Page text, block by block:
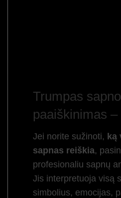
Trumpas sapno
paaiškinimas
Jei norite sužinoti, ką
sapnas reiškia,
profesionaliu sapnų
Jis interpretuoja visą
simbolius, emocijas,